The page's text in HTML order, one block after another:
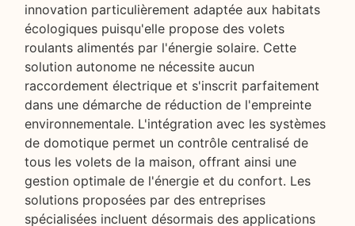
innovation particulièrement adaptée aux habitats
écologiques puisqu'elle propose des volets
roulants alimentés par l'énergie solaire. Cette
solution autonome ne nécessite aucun
raccordement électrique et s'inscrit parfaitement
dans une démarche de réduction de l'empreinte
environnementale. L'intégration avec les systèmes
de domotique permet un contrôle centralisé de
tous les volets de la maison, offrant ainsi une
gestion optimale de l'énergie et du confort. Les
solutions proposées par des entreprises
spécialisées incluent désormais des applications